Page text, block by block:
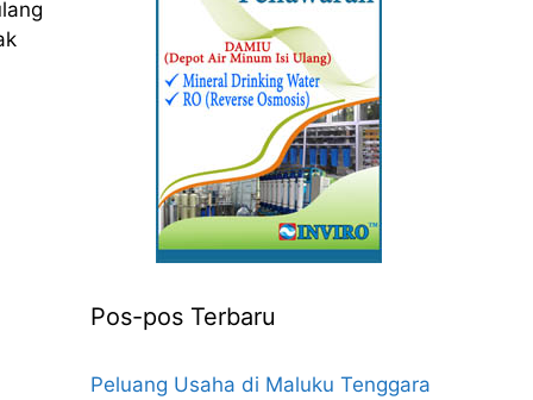
Pos-pos Terbaru
Peluang Usaha di Maluku Tenggara